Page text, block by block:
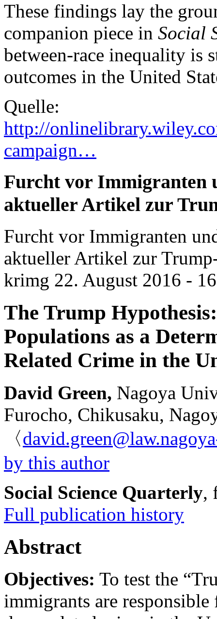
These findings lay the
companion piece in Social
between-race inequality is
outcomes in the United
Quelle:
http://
campaign…
Furcht vor
aktueller Artikel zur
Furcht vor Immigranten
aktueller Artikel zur
krimg 22. August 2016 -
The Trump
Populations as a
Related Crime in the
David Green, Nagoya
Furocho, Chikusaku,
〈
by this author
Social Science Quarterly,
Full publication history
Abstract
Objectives: To test the
immigrants are